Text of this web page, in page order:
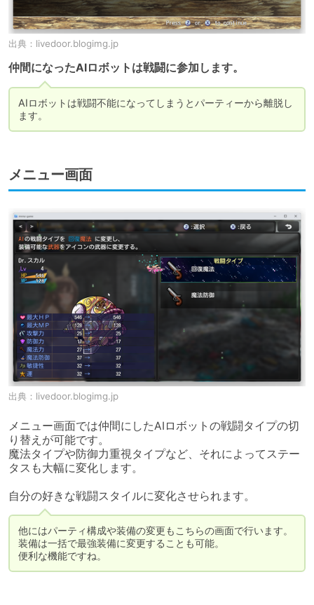
出典： livedoor.blogimg.jp
仲間になったAIロボットは戦闘に参加します。
AIロボットは戦闘不能になってしまうとパーティーから離脱し
ます。
メニュー画面
出典： livedoor.blogimg.jp
メニュー画面では仲間にしたAIロボットの戦闘タイプの切
り替えが可能です。
魔法タイプや防御力重視タイプなど、それによってステー
タスも大幅に変化します。
自分の好きな戦闘スタイルに変化させられます。
他にはパーティ構成や装備の変更もこちらの画面で行います。
装備は一括で最強装備に変更することも可能。
便利な機能ですね。